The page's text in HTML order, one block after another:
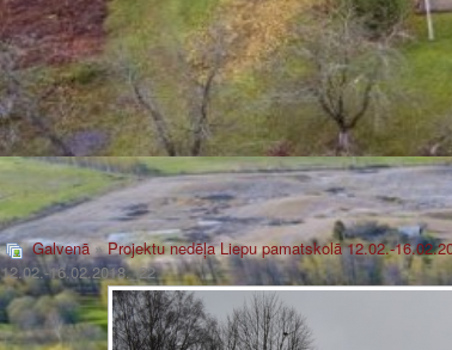
Galvenā»Projektu nedēļa Liepu pamatskolā 12.02.-
12.02.-16.02.2018._22